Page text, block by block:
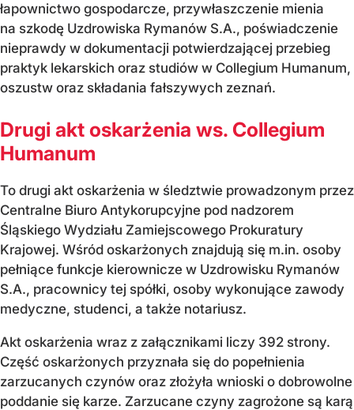
łapownictwo gospodarcze, przywłaszczenie mienia
na szkodę Uzdrowiska Rymanów S.A., poświadczenie
nieprawdy w dokumentacji potwierdzającej przebieg
praktyk lekarskich oraz studiów w Collegium Humanum,
oszustw oraz składania fałszywych zeznań.
Drugi akt oskarżenia ws. Collegium
Humanum
To drugi akt oskarżenia w śledztwie prowadzonym przez
Centralne Biuro Antykorupcyjne pod nadzorem
Śląskiego Wydziału Zamiejscowego Prokuratury
Krajowej. Wśród oskarżonych znajdują się m.in. osoby
pełniące funkcje kierownicze w Uzdrowisku Rymanów
S.A., pracownicy tej spółki, osoby wykonujące zawody
medyczne, studenci, a także notariusz.
Akt oskarżenia wraz z załącznikami liczy 392 strony.
Część oskarżonych przyznała się do popełnienia
zarzucanych czynów oraz złożyła wnioski o dobrowolne
poddanie się karze. Zarzucane czyny zagrożone są karą